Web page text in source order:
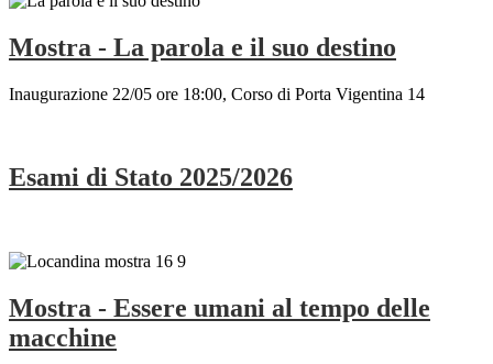
Mostra - La parola e il suo destino
Inaugurazione 22/05 ore 18:00, Corso di Porta Vigentina 14
Esami di Stato 2025/2026
Mostra - Essere umani al tempo delle
macchine